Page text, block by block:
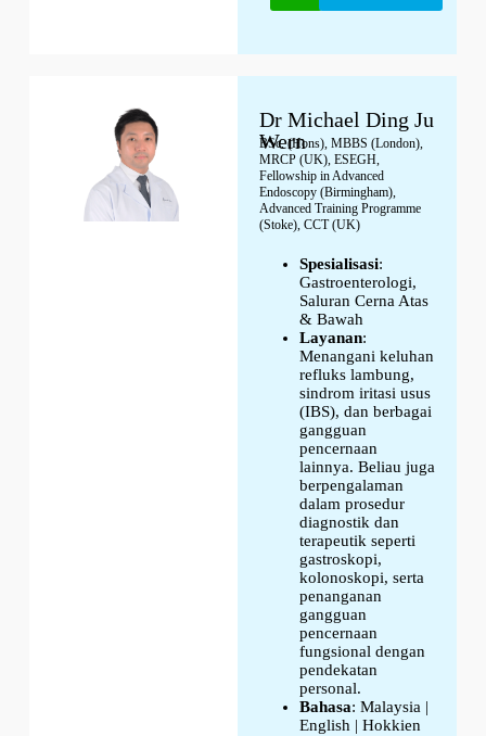
Dr Michael Ding Ju
Wern
BSc. (Hons), MBBS (London),
MRCP (UK), ESEGH,
Fellowship in Advanced
Endoscopy (Birmingham),
Advanced Training Programme
(Stoke), CCT (UK)
Spesialisasi:
Gastroenterologi,
Saluran Cerna Atas
& Bawah
Layanan:
Menangani keluhan
refluks lambung,
sindrom iritasi usus
(IBS), dan berbagai
gangguan
pencernaan
lainnya. Beliau juga
berpengalaman
dalam prosedur
diagnostik dan
terapeutik seperti
gastroskopi,
kolonoskopi, serta
penanganan
gangguan
pencernaan
fungsional dengan
pendekatan
personal.
Bahasa: Malaysia |
English | Hokkien